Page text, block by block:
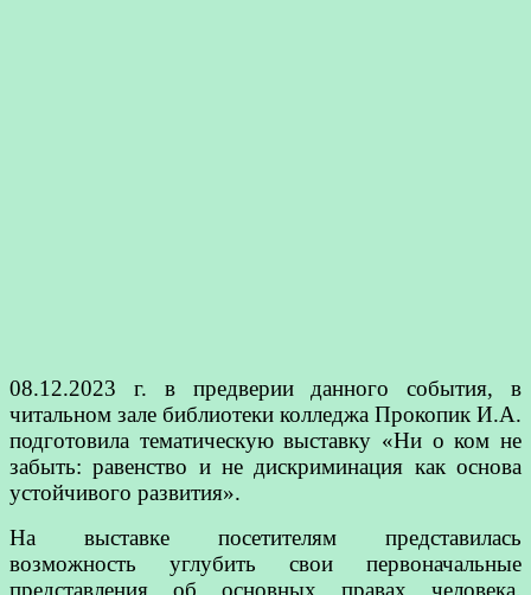
08.12.2023 г. в предверии данного события, в
читальном зале библиотеки колледжа Прокопик И.А.
подготовила тематическую выставку «Ни о ком не
забыть: равенство и не дискриминация как основа
устойчивого развития».
На выставке посетителям представилась
возможность углубить свои первоначальные
представления об основных правах человека,